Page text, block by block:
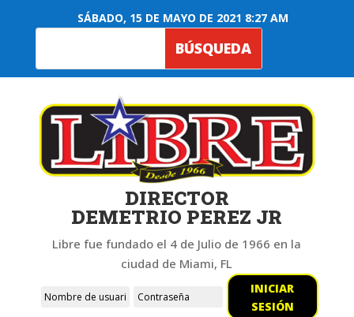
SÁBADO, 15 DE MAYO DE 2021 8:27 AM
DIRECTOR
DEMETRIO PEREZ JR
Libre fue fundado el 4 de Julio de 1966 en la
ciudad de Miami, FL
INICIAR
SESIÓN